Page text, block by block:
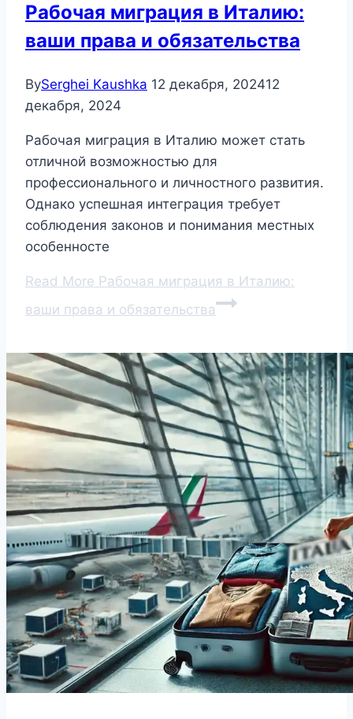
Рабочая миграция в Италию:
ваши права и обязательства
BySerghei Kaushka 12 декабря, 202412
декабря, 2024
Рабочая миграция в Италию может стать
отличной возможностью для
профессионального и личностного развития.
Однако успешная интеграция требует
соблюдения законов и понимания местных
особенносте
Read More Рабочая миграция в Италию:
ваши права и обязательства